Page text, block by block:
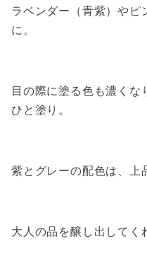
ラベンダー（青紫）やピ
に。
目の際に塗る色も濃くな
ひと塗り。
紫とグレーの配色は、上
大人の品を醸し出してく